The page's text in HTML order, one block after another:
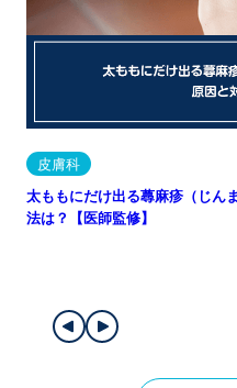
皮膚科
太ももにだけ出る蕁麻疹（じん
法は？【医師監修】